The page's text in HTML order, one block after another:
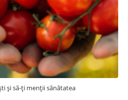
și să-ți menții sănătatea